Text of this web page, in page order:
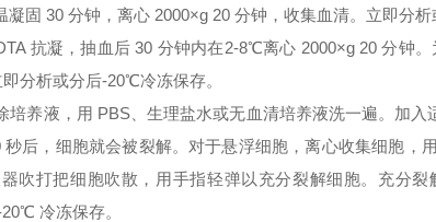
固 30 分钟，离心 2000×g 20 分钟，收集血清。立即分
抗凝，抽血后 30 分钟内在2-8℃离心 2000×g 20 分钟
分析或分后-20℃冷冻保存。
培养液，用 PBS、生理盐水或无血清培养液洗一遍。加
后，细胞就会被裂解。对于悬浮细胞，离心收集细胞，
吹打把细胞吹散，用手指轻弹以充分裂解细胞。充分
冷冻保存。